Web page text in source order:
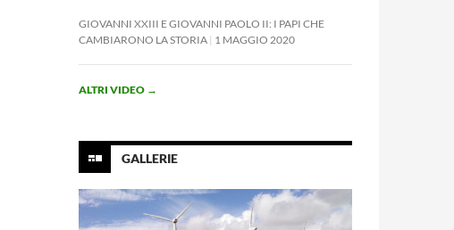
GIOVANNI XXIII E GIOVANNI PAOLO II: I PAPI CHE
CAMBIARONO LA STORIA 1 MAGGIO 2020
ALTRI VIDEO →
GALLERIE